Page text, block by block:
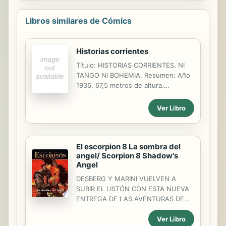
Libros similares de Cómics
Historias corrientes
Título: HISTORIAS CORRIENTES. NI
TANGO NI BOHEMIA. Resumen: Año
1936, 67,5 metros de altura.
blanco instalado en el centro de la
avenida mas ancha del mundo. Si
fuera un simbolo, significaría algo. Si
fuera un totem, tendría sus devotos.
Si fuera una pieza arquitectónica,
tendría estilo. Pero el obelisco es y
seguirá siendo un misterio para
todos nosotros. Un polo de atracción
continua e injustificada, un folklore
sinsentido, un capricho porteño...
Buenos Aires y vemos que la fábula
Ver Libro
El escorpion 8 La sombra del
angel/ Scorpion 8 Shadow's
Angel
DESBERG Y MARINI VUELVEN A
SUBIR EL LISTÓN CON ESTA NUEVA
ENTREGA DE LAS AVENTURAS DE
ARMANDO CATALANO. Viejos
asuntos pendientes vuelven para
Ver Libro